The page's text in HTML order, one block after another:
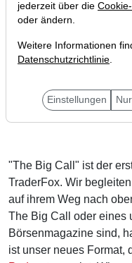
Liebe Anleger,
"The Big Call" ist der
TraderFox. Wir
auf ihrem Weg nach
The Big Call oder eines
Börsenmagazine sind,
ist unser neues Format,
jederzeit über die
oder ändern.
Weitere Informationen
Datenschutzrichtlinie.
Einstellungen